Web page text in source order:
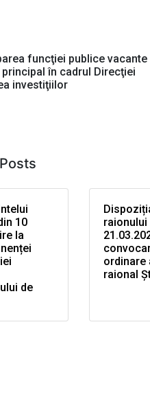
funcţiei publice vacante
în cadrul Direcţiei
investiţiilor
10
la
de
raionului
ordinare
raional